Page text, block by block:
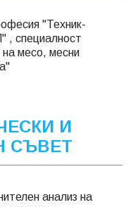
"Техник-
, специалност
месо, месни
И
СЪВЕТ
анализ на